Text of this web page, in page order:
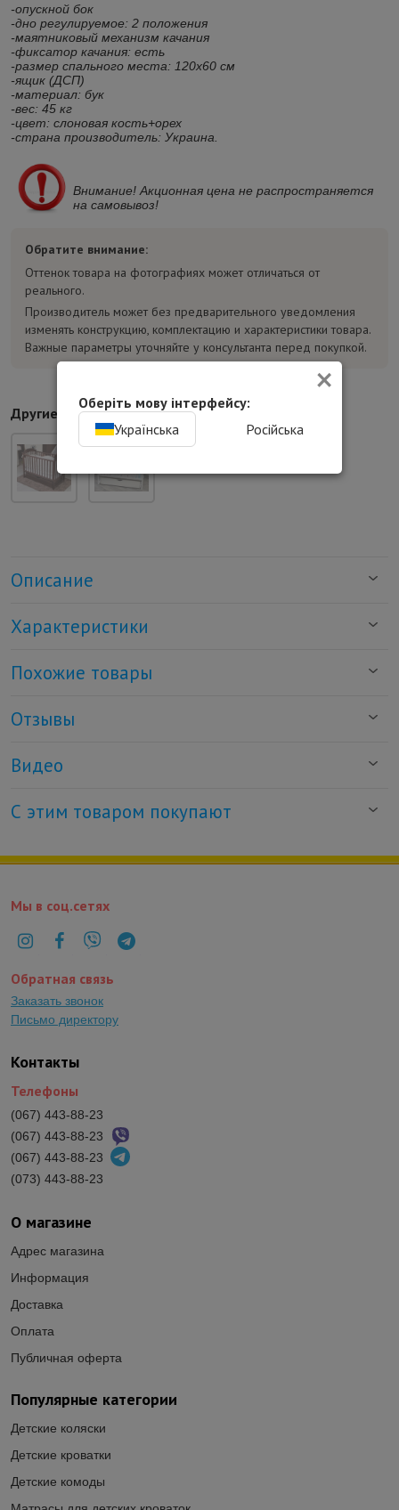
-опускной бок
-дно регулируемое: 2 положения
-маятниковый механизм качания
-фиксатор качания: есть
-размер спального места: 120х60 см
-ящик (ДСП)
-материал: бук
-вес: 45 кг
-цвет: слоновая кость+орех
-страна производитель: Украина.
Внимание! Акционная цена не распространяется
на самовывоз!
Обратите внимание:
Оттенок товара на фотографиях может отличаться от
реального.
Производитель может без предварительного уведомления
изменять конструкцию, комплектацию и характеристики товара.
Важные параметры уточняйте у консультанта перед покупкой.
Другие цвета:
Описание
Характеристики
Похожие товары
Отзывы
Видео
С этим товаром покупают
Популярные категории
Детские коляски
Детские кроватки
Детские комоды
О магазине
Адрес магазина
Информация
Доставка
Оплата
Публичная оферта
Контакты
Телефоны
(067) 443-88-23
(067) 443-88-23
(067) 443-88-23
(073) 443-88-23
Мы в соц.сетях
Обратная связь
Заказать звонок
Письмо директору
×
Оберіть мову інтерфейсу:
Українська
Російська